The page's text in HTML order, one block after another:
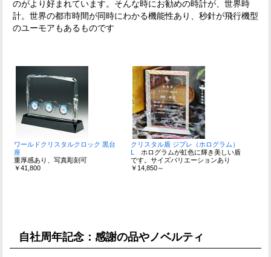
のがより好まれています。そんな時にお勧めの時計が、世界時
計。世界の都市時間が同時にわかる機能性あり、秒針が飛行機型
のユーモアもあるものです
ワールドクリスタルクロック 黒台
座
重厚感あり、写真彫刻可
￥41,800
クリスタル盾 ジブレ（ホログラム）
Lホログラムが虹色に輝き美しい盾
です。サイズバリエーションあり
￥14,850～
自社周年記念：感謝の品やノベルティ